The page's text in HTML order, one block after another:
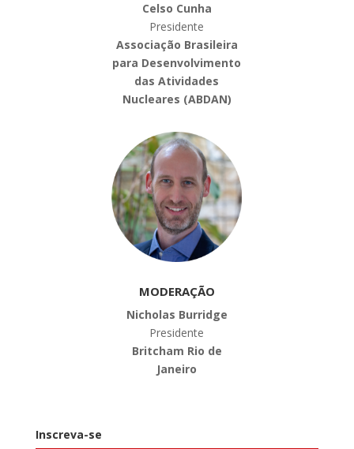
Celso Cunha
Presidente
Associação Brasileira
para Desenvolvimento
das Atividades
Nucleares (ABDAN)
MODERAÇÃO
Nicholas Burridge
Presidente
Britcham Rio de
Janeiro
Inscreva-se